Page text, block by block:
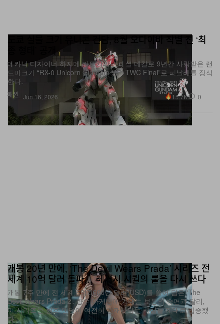
패션
도쿄 실물 크기 유니콘 건담, 8월 오다이바 작별 전 ‘최
메카닉 디자이너 하지메 카토키의 스페셜 데칼로 9년간 사랑받은 랜
드마크가 “RX-0 Unicorn Gundam Ver. TWC Final”로 피날레를 장식
한다.
Jun 16, 2026 15.7K 0
개봉 20년 만에, ‘The Devil Wears Prada’ 시리즈 전
세계 10억 달러 돌파… 레거시 시퀄의 룰을 다시 쓰다
개봉 7주 만에 전 세계 6억7,600만 달러(USD)를 쓸어 담은 ‘The
Devil Wears Prada 2’. 향수 마케팅에 기대는 보통의 속편과 달리,
이 시리즈는 원조 팬덤이 여전히 건재하다는 사실을 제대로 입증했
다.